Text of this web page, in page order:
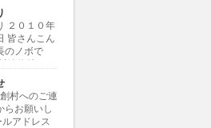
・・・・・・・・・・・・・・・・・・・・・
２０１０年
皆さんこん
のノボで
嶋信雄とい
がなまって
ので、この
。 さて私
をし […]
村へのご連
らお願いし
アドレス